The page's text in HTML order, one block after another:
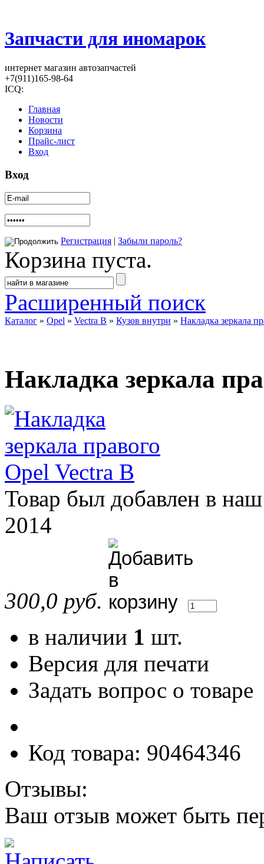
Запчасти для иномарок
интернет магазин автозапчастей
+7(911)165-98-64
ICQ:
Главная
Новости
Корзина
Прайс-лист
Вход
Вход
Регистрация | Забыли пароль?
Корзина пуста.
Расширенный поиск
Каталог » Opel » Vectra B » Кузов внутри » Накладка зеркала
Накладка зеркала
Товар был добавлен в
2014
300,0 руб.
в наличии 1 шт.
Версия для печати
Задать вопрос о товаре
Код товара: 90464346
Отзывы:
Ваш отзыв может быть